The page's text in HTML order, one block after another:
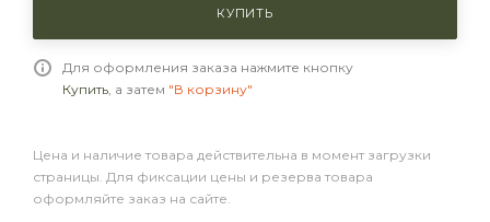
КУПИТЬ
Для оформления заказа нажмите кнопку
Купить, а затем "В корзину"
Цена и наличие товара действительна в момент загрузки
страницы. Для фиксации цены и резерва товара
оформляйте заказ на сайте.